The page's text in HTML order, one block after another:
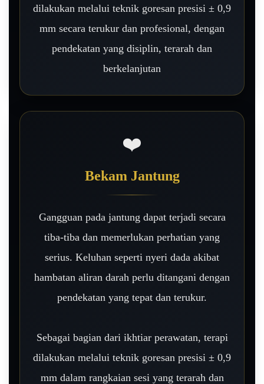
dilakukan melalui teknik goresan presisi ± 0,9
mm secara terukur dan profesional, dengan
pendekatan yang disiplin, terarah dan
berkelanjutan
❤️
Bekam Jantung
Gangguan pada jantung dapat terjadi secara
tiba-tiba dan memerlukan perhatian yang
serius. Keluhan seperti nyeri dada akibat
hambatan aliran darah perlu ditangani dengan
pendekatan yang tepat dan terukur.
Sebagai bagian dari ikhtiar perawatan, terapi
dilakukan melalui teknik goresan presisi ± 0,9
mm dalam rangkaian sesi yang terarah dan